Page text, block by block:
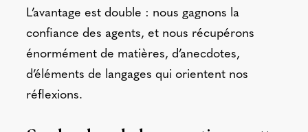
L’avantage est double : nous gagnons la
confiance des agents, et nous récupérons
énormément de matières, d’anecdotes,
d’éléments de langages qui orientent nos
réflexions.